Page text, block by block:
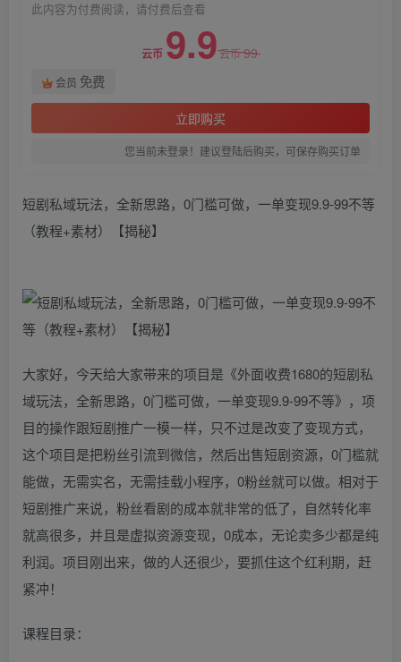
此内容为付费阅读，请付费后查看
云币 9.9云币99
会员 免费
立即购买
您当前未登录！建议登陆后购买，可保存购买订单
短剧私域玩法，全新思路，0门槛可做，一单变现9.9-99不等
（教程+素材）【揭秘】
大家好，今天给大家带来的项目是《外面收费1680的短剧私
域玩法，全新思路，0门槛可做，一单变现9.9-99不等》，项
目的操作跟短剧推广一模一样，只不过是改变了变现方式，
这个项目是把粉丝引流到微信，然后出售短剧资源，0门槛就
能做，无需实名，无需挂载小程序，0粉丝就可以做。相对于
短剧推广来说，粉丝看剧的成本就非常的低了，自然转化率
就高很多，并且是虚拟资源变现，0成本，无论卖多少都是纯
利润。项目刚出来，做的人还很少，要抓住这个红利期，赶
紧冲！
课程目录：